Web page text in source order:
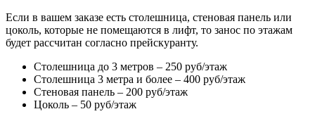
Если в вашем заказе есть столешница, стеновая панель или
цоколь, которые не помещаются в лифт, то занос по этажам
будет рассчитан согласно прейскуранту.
Столешница до 3 метров – 250 руб/этаж
Столешница 3 метра и более – 400 руб/этаж
Стеновая панель – 200 руб/этаж
Цоколь – 50 руб/этаж